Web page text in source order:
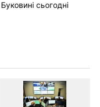
сьогодні